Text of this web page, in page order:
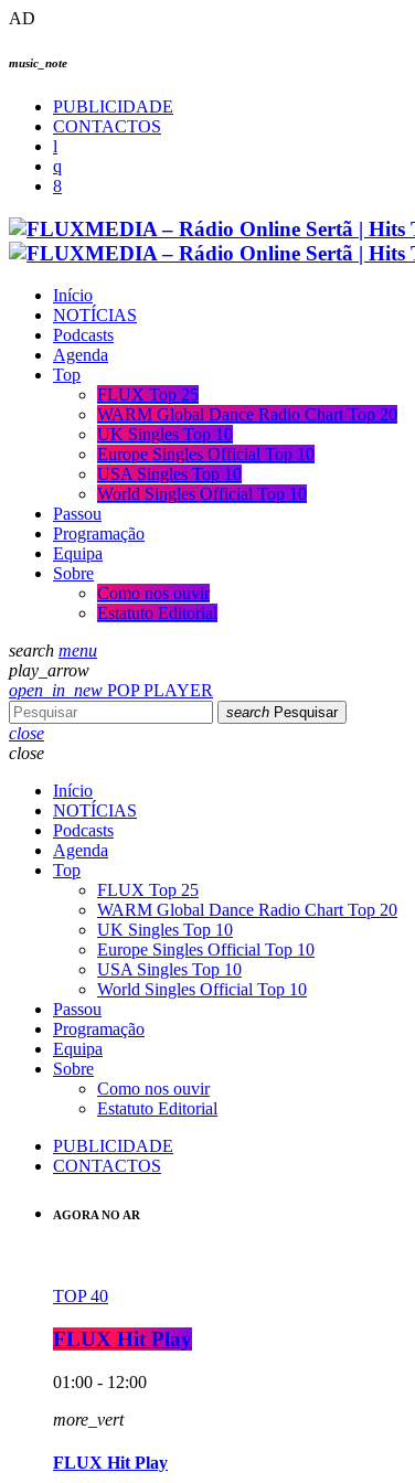
AD
music_note
PUBLICIDADE
CONTACTOS
Início
NOTÍCIAS
Podcasts
Agenda
Top
FLUX Top 25
WARM Global Dance Radio Chart Top 20
UK Singles Top 10
Europe Singles Official Top 10
USA Singles Top 10
World Singles Official Top 10
Passou
Programação
Equipa
Sobre
Como nos ouvir
Estatuto Editorial
search menu
play_arrow
open_in_new POP PLAYER
search Pesquisar
close
close
Início
NOTÍCIAS
Podcasts
Agenda
Top
FLUX Top 25
WARM Global Dance Radio Chart Top 20
UK Singles Top 10
Europe Singles Official Top 10
USA Singles Top 10
World Singles Official Top 10
Passou
Programação
Equipa
Sobre
Como nos ouvir
Estatuto Editorial
PUBLICIDADE
CONTACTOS
AGORA NO AR
TOP 40
FLUX Hit Play
01:00 - 12:00
more_vert
FLUX Hit Play